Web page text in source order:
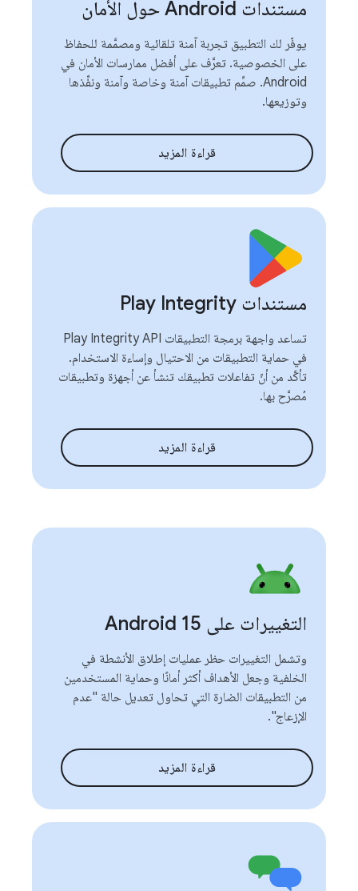
مستندات Android حول الأمان
يوفّر لك التطبيق تجربة آمنة تلقائية ومصمَّمة للحفاظ
على الخصوصية. تعرَّف على أفضل ممارسات الأمان في
Android. صمِّم تطبيقات آمنة وخاصة وآمنة ونفِّذها
وتوزيعها.
قراءة المزيد
مستندات Play Integrity
تساعد واجهة برمجة التطبيقات Play Integrity API
في حماية التطبيقات من الاحتيال وإساءة الاستخدام.
تأكَّد من أنّ تفاعلات تطبيقك تنشأ عن أجهزة وتطبيقات
مُصرَّح بها.
قراءة المزيد
التغييرات على Android 15
وتشمل التغييرات حظر عمليات إطلاق الأنشطة في
الخلفية وجعل الأهداف أكثر أمانًا وحماية المستخدمين
من التطبيقات الضارة التي تحاول تعديل حالة "عدم
الإزعاج".
قراءة المزيد